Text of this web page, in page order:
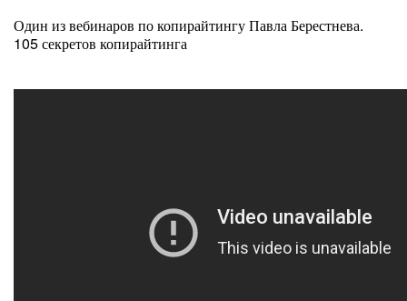
Один из вебинаров по копирайтингу Павла Берестнева.
105 секретов копирайтинга